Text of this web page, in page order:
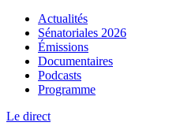
Actualités
Sénatoriales 2026
Émissions
Documentaires
Podcasts
Programme
Le direct